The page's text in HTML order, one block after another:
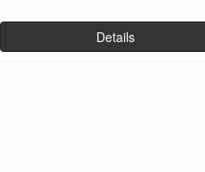
Details